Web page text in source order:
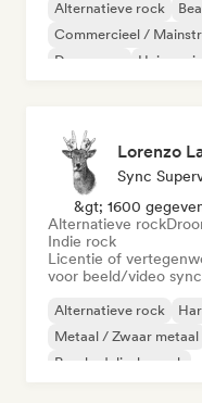
Alternatieve rock
Commercieel /
Droompop
Lorenzo
Sync
&gt; 1600
Alternatieve rock
Indie rock
Licentie of
voor beeld/video
Alternatieve rock
Metaal / Zwaar metaal
Psychedelische rock